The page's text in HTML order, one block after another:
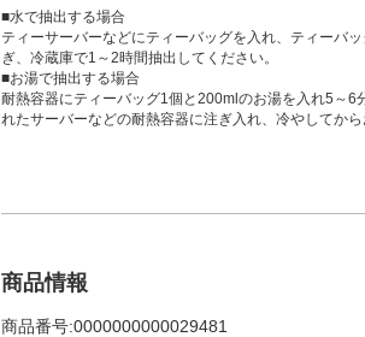
■水で抽出する場合
ティーサーバーなどにティーバッグを入れ、ティーバ
ぎ、冷蔵庫で1～2時間抽出してください。
■お湯で抽出する場合
耐熱容器にティーバッグ1個と200mlのお湯を入れ5～6
れたサーバーなどの耐熱容器に注ぎ入れ、冷やしてから
商品情報
商品番号:0000000000029481